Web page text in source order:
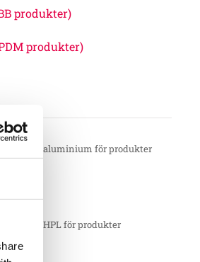
produkter)
produkter)
av aluminium för produkter
av HPL för produkter